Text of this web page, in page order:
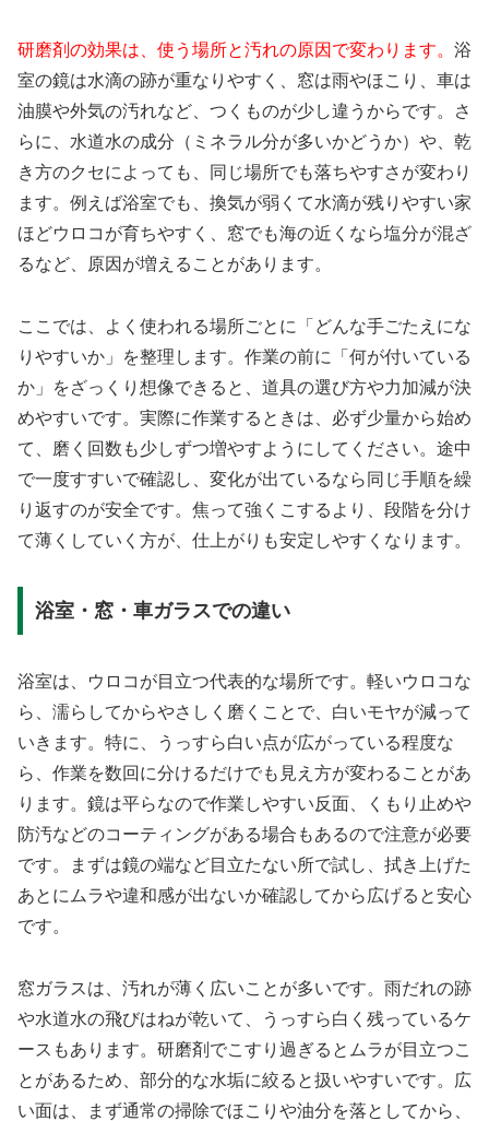
研磨剤の効果は、使う場所と汚れの原因で変わります。 浴
室の鏡は水滴の跡が重なりやすく、窓は雨やほこり、車は
油膜や外気の汚れなど、つくものが少し違うからです。さ
らに、水道水の成分（ミネラル分が多いかどうか）や、乾
き方のクセによっても、同じ場所でも落ちやすさが変わり
ます。例えば浴室でも、換気が弱くて水滴が残りやすい家
ほどウロコが育ちやすく、窓でも海の近くなら塩分が混ざ
るなど、原因が増えることがあります。
ここでは、よく使われる場所ごとに「どんな手ごたえにな
りやすいか」を整理します。作業の前に「何が付いている
か」をざっくり想像できると、道具の選び方や力加減が決
めやすいです。実際に作業するときは、必ず少量から始め
て、磨く回数も少しずつ増やすようにしてください。途中
で一度すすいで確認し、変化が出ているなら同じ手順を繰
り返すのが安全です。焦って強くこするより、段階を分け
て薄くしていく方が、仕上がりも安定しやすくなります。
浴室・窓・車ガラスでの違い
浴室は、ウロコが目立つ代表的な場所です。軽いウロコな
ら、濡らしてからやさしく磨くことで、白いモヤが減って
いきます。特に、うっすら白い点が広がっている程度な
ら、作業を数回に分けるだけでも見え方が変わることがあ
ります。鏡は平らなので作業しやすい反面、くもり止めや
防汚などのコーティングがある場合もあるので注意が必要
です。まずは鏡の端など目立たない所で試し、拭き上げた
あとにムラや違和感が出ないか確認してから広げると安心
です。
窓ガラスは、汚れが薄く広いことが多いです。雨だれの跡
や水道水の飛びはねが乾いて、うっすら白く残っているケ
ースもあります。研磨剤でこすり過ぎるとムラが目立つこ
とがあるため、部分的な水垢に絞ると扱いやすいです。広
い面は、まず通常の掃除でほこりや油分を落としてから、